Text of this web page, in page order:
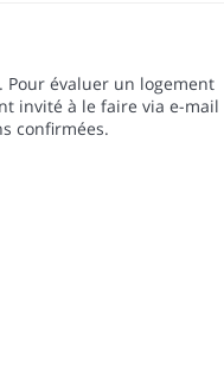
Pour évaluer un logement
invité à le faire via e-mail
confirmées.